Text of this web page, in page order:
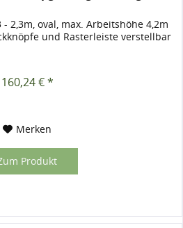
2,3m, oval, max. Arbeitshöhe 4,2m
und Rasterleiste verstellbar
160,24 € *
Merken
Produkt